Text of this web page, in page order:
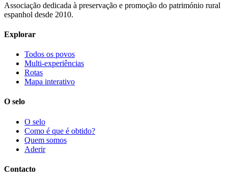
Associação dedicada à preservação e promoção do património rural
espanhol desde 2010.
Explorar
Todos os povos
Multi-experiências
Rotas
Mapa interativo
O selo
O selo
Como é que é obtido?
Quem somos
Aderir
Contacto